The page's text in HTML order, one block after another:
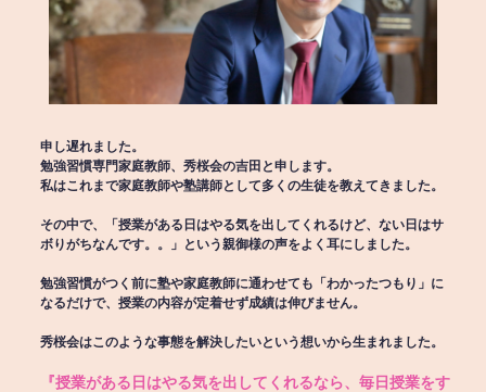
申し遅れました。
勉強習慣専門家庭教師、秀桜会の吉田と申します。
私はこれまで家庭教師や塾講師として多くの生徒を教えてきました。
その中で、「授業がある日はやる気を出してくれるけど、ない日はサ
ボりがちなんです。。」という親御様の声をよく耳にしました。
勉強習慣がつく前に塾や家庭教師に通わせても「わかったつもり」に
なるだけで、授業の内容が定着せず成績は伸びません。
秀桜会はこのような事態を解決したいという想いから生まれました。
『授業がある日はやる気を出してくれるなら、毎日授業をす